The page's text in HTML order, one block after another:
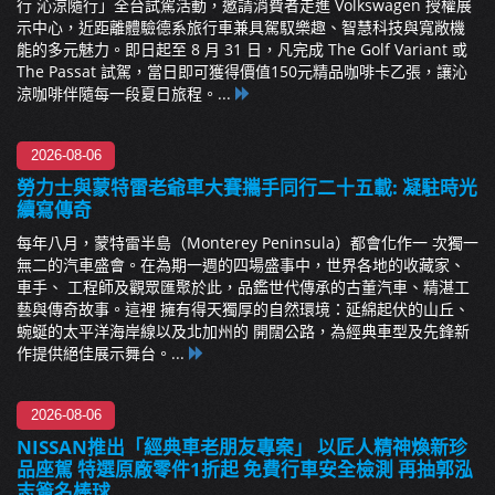
行 沁涼隨行」全台試駕活動，邀請消費者走進 Volkswagen 授權展
示中心，近距離體驗德系旅行車兼具駕馭樂趣、智慧科技與寬敞機
能的多元魅力。即日起至 8 月 31 日，凡完成 The Golf Variant 或
The Passat 試駕，當日即可獲得價值150元精品咖啡卡乙張，讓沁
涼咖啡伴隨每一段夏日旅程。...
2026-08-06
勞力士與蒙特雷老爺車大賽攜手同行二十五載: 凝駐時光
續寫傳奇
每年八月，蒙特雷半島（Monterey Peninsula）都會化作一 次獨一
無二的汽車盛會。在為期一週的四場盛事中，世界各地的收藏家、
車手、 工程師及觀眾匯聚於此，品鑑世代傳承的古董汽車、精湛工
藝與傳奇故事。這裡 擁有得天獨厚的自然環境：延綿起伏的山丘、
蜿蜒的太平洋海岸線以及北加州的 開闊公路，為經典車型及先鋒新
作提供絕佳展示舞台。...
2026-08-06
NISSAN推出「經典車老朋友專案」 以匠人精神煥新珍
品座駕 特選原廠零件1折起 免費行車安全檢測 再抽郭泓